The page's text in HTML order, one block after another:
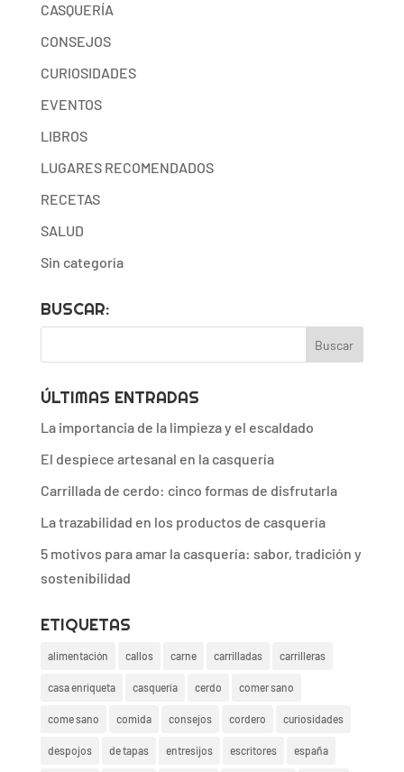
CASQUERÍA
CONSEJOS
CURIOSIDADES
EVENTOS
LIBROS
LUGARES RECOMENDADOS
RECETAS
SALUD
Sin categoría
BUSCAR:
ÚLTIMAS ENTRADAS
La importancia de la limpieza y el escaldado
El despiece artesanal en la casquería
Carrillada de cerdo: cinco formas de disfrutarla
La trazabilidad en los productos de casquería
5 motivos para amar la casquería: sabor, tradición y
sostenibilidad
ETIQUETAS
alimentación callos carne carrilladas carrilleras
casa enriqueta casquería cerdo comer sano
come sano comida consejos cordero curiosidades
despojos de tapas entresijos escritores españa